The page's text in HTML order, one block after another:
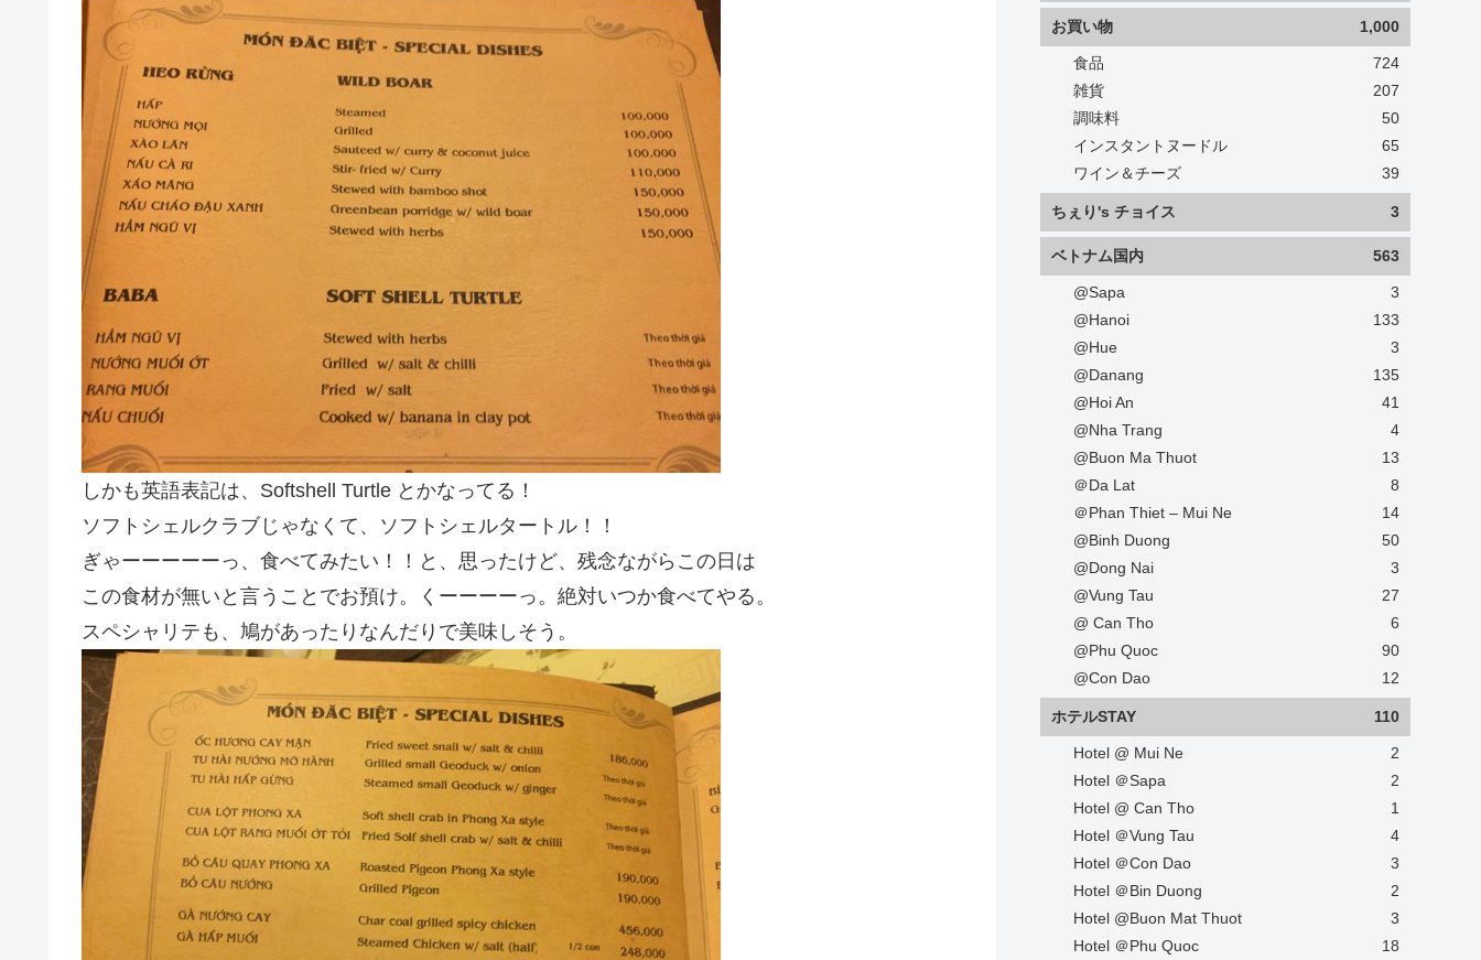
しかも英語表記は、Softshell Turtle とかなってる！
ソフトシェルクラブじゃなくて、ソフトシェルタートル！！
ぎゃーーーーーっ、食べてみたい！！と、思ったけど、残念ながらこの日は
この食材が無いと言うことでお預け。くーーーーっ。絶対いつか食べてやる。
スペシャリテも、鳩があったりなんだりで美味しそう。
お買い物 1,000
食品
724
雑貨
207
調味料
50
インスタントヌードル
65
ワイン＆チーズ
39
ちぇり's チョイス 3
ベトナム国内 563
@Sapa
3
@Hanoi
133
@Hue
3
@Danang
135
@Hoi An
41
@Nha Trang
4
@Buon Ma Thuot
13
＠Da Lat
8
＠Phan Thiet – Mui Ne
14
@Binh Duong
50
@Dong Nai
3
@Vung Tau
27
@ Can Tho
6
@Phu Quoc
90
@Con Dao
12
ホテルSTAY 110
Hotel @ Mui Ne
2
Hotel ＠Sapa
2
Hotel @ Can Tho
1
Hotel ＠Vung Tau
4
Hotel ＠Con Dao
3
Hotel ＠Bin Duong
2
Hotel @Buon Mat Thuot
3
Hotel ＠Phu Quoc
18